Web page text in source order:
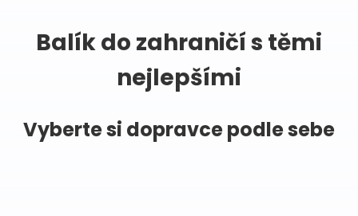
Balík do zahraničí s těmi
nejlepšími
Vyberte si dopravce podle sebe